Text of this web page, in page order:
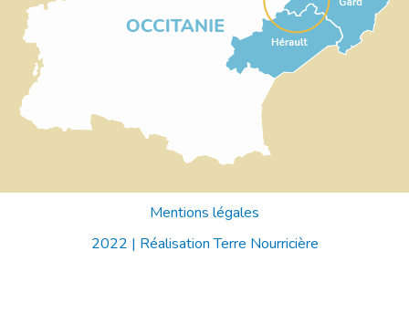
Mentions légales
2022 | Réalisation Terre Nourricière